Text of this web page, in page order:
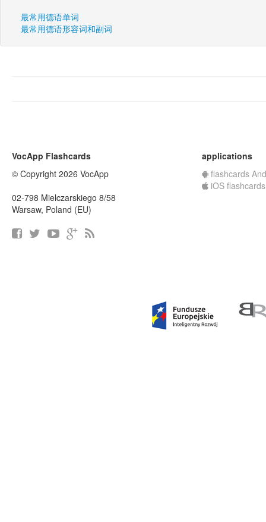
最常用德语单词
最常用德语形容词和副词
VocApp Flashcards
© Copyright 2026 VocApp
02-798 Mielczarskiego 8/58
Warsaw, Poland (EU)
applications
flashcards
iOS flashcards